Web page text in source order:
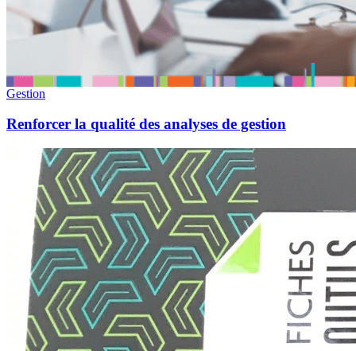
Gestion
Renforcer la qualité des analyses de gestion